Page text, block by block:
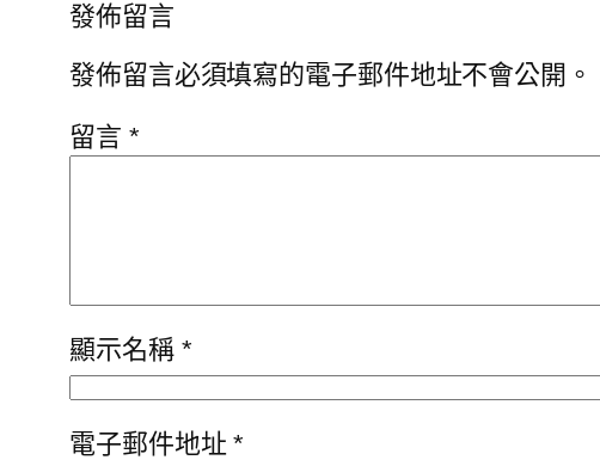
發佈留言
發佈留言必須填寫的電子郵件地址不會公開。
留言 *
顯示名稱 *
電子郵件地址*